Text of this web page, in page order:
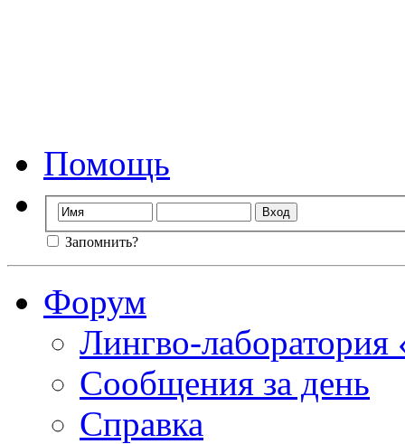
Помощь
Запомнить?
Форум
Лингво-
Сообщения за день
Справка